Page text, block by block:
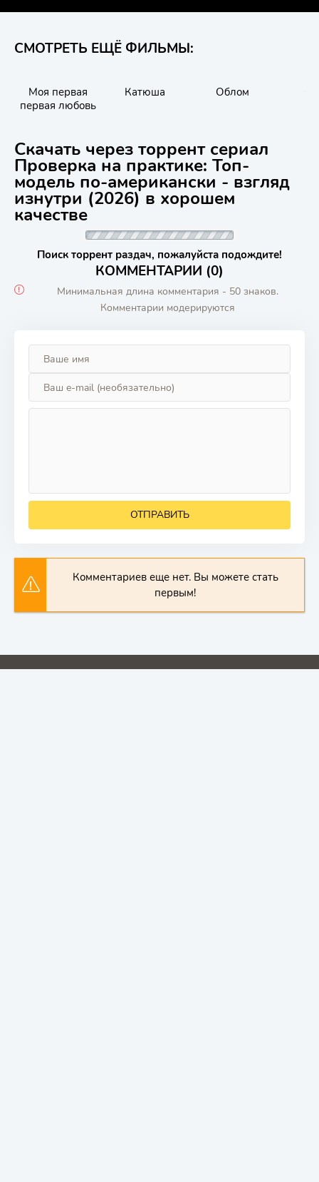
СМОТРЕТЬ ЕЩЁ ФИЛЬМЫ:
Моя первая
первая любовь
Катюша Облом
Скачать через торрент сериал
Проверка на практике: Топ-
модель по-американски - взгляд
изнутри (2026) в хорошем
качестве
Поиск торрент раздач, пожалуйста подождите!
КОММЕНТАРИИ (0)
Минимальная длина комментария - 50 знаков.
Комментарии модерируются
ОТПРАВИТЬ
Комментариев еще нет. Вы можете стать
первым!